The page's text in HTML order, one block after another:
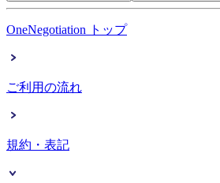
OneNegotiation トップ
ご利用の流れ
規約・表記